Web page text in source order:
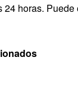
horas.